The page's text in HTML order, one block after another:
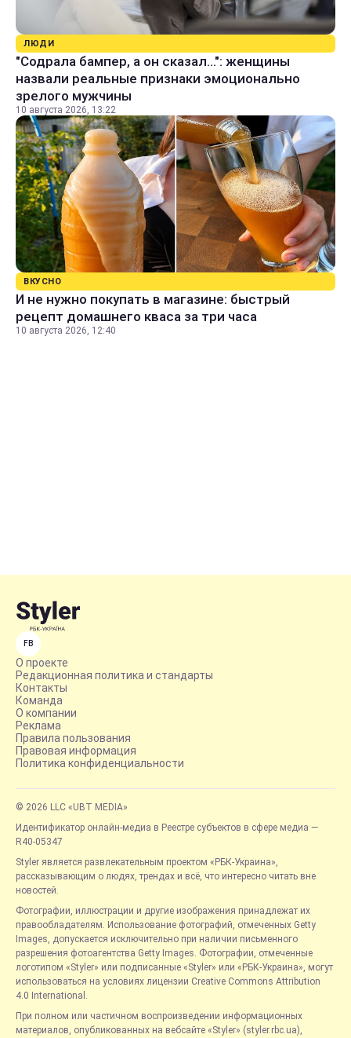
ЛЮДИ
"Содрала бампер, а он сказал...": женщины
назвали реальные признаки эмоционально
зрелого мужчины
10 августа 2026, 13:22
ВКУСНО
И не нужно покупать в магазине: быстрый
рецепт домашнего кваса за три часа
10 августа 2026, 12:40
FB
О проекте
Редакционная политика и стандарты
Контакты
Команда
О компании
Реклама
Правила пользования
Правовая информация
Политика конфиденциальности
© 2026 LLC «UBT MEDIA»
Идентификатор онлайн-медиа в Реестре субъектов в сфере медиа —
R40-05347
Styler является развлекательным проектом «РБК-Украина»,
рассказывающим о людях, трендах и всё, что интересно читать вне
новостей.
Фотографии, иллюстрации и другие изображения принадлежат их
правообладателям. Использование фотографий, отмеченных Getty
Images, допускается исключительно при наличии письменного
разрешения фотоагентства Getty Images. Фотографии, отмеченные
логотипом «Styler» или подписанные «Styler» или «РБК-Украина», могут
использоваться на условиях лицензии Creative Commons Attribution
4.0 International.
При полном или частичном воспроизведении информационных
материалов, опубликованных на вебсайте «Styler» (styler.rbc.ua),